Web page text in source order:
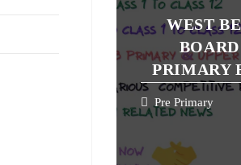
WEST
PRIMARY
Pre Primary